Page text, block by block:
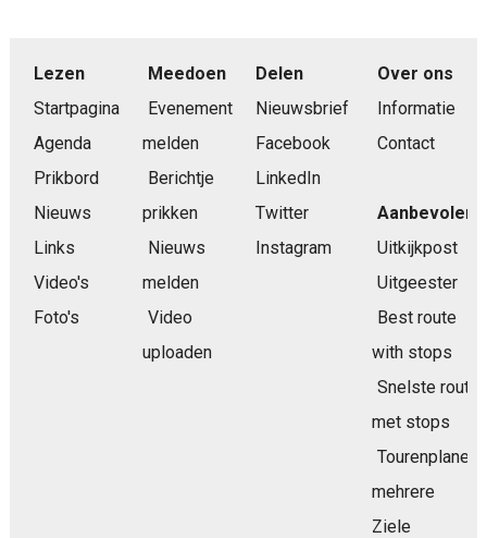
Lezen
Startpagina
Agenda
Prikbord
Nieuws
Links
Video's
Foto's
Meedoen
Evenement
melden
Berichtje
prikken
Nieuws
melden
Video
uploaden
Delen
Nieuwsbrief
Facebook
LinkedIn
Twitter
Instagram
Over ons
Informatie
Contact
Aanbevolen
Uitkijkpost
Uitgeester
Best route
with stops
Snelste route
met stops
Tourenplaner
mehrere
Ziele